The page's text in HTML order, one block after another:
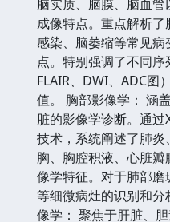
脑实质、脑膜、脑血
成像特点。重点解析
感染、脑萎缩等常见
点。特别强调了不同序
FLAIR、DWI、ADC图
值。 胸部影像学： 涵
脏的影像学诊断。通过
技术，系统阐述了肺
胸、胸腔积液、心脏
像学特征。对于肺部
等细微病灶的识别和
像学： 聚焦于肝脏、